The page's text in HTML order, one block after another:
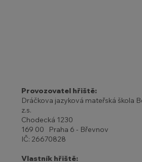
Provozovatel hřiště:
Dráčkova jazyková mateřská škola
z.s.
Chodecká 1230
169 00 Praha 6 - Břevnov
IČ: 26670828
Vlastník hřiště: